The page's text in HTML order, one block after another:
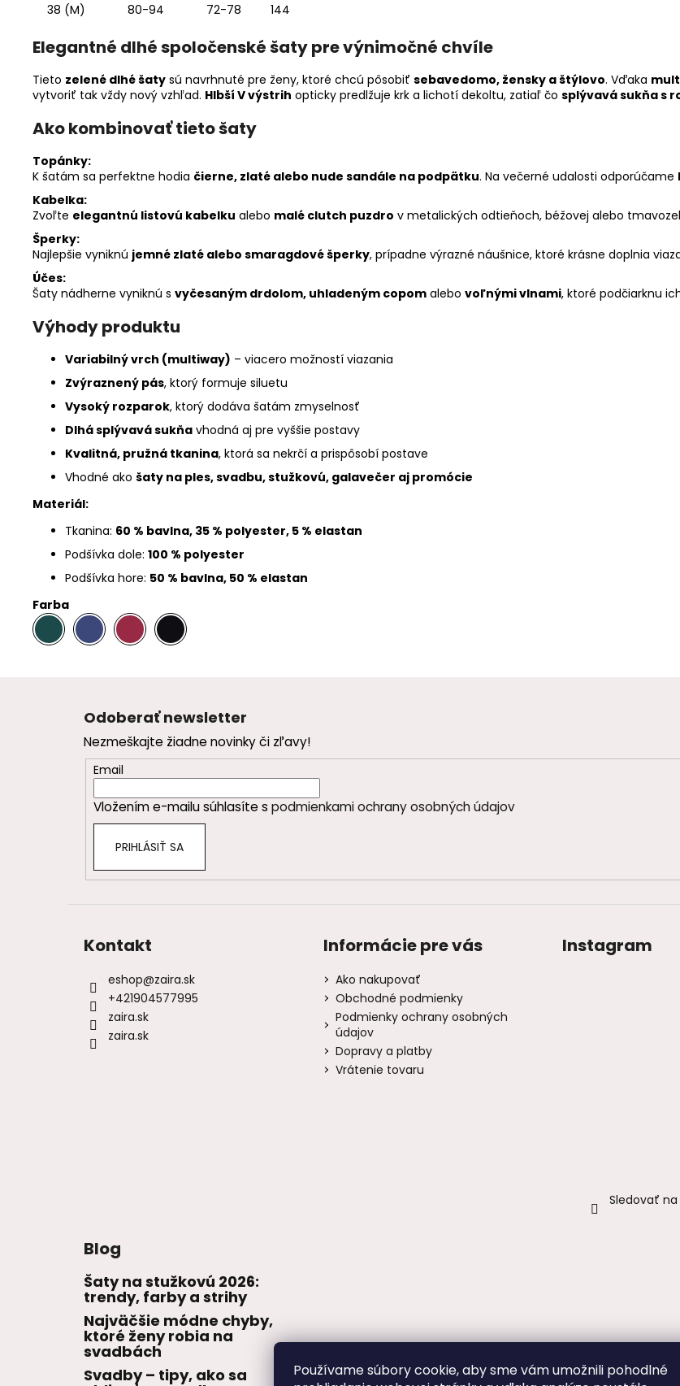
Používame súbory cookie, aby sme vám umožnili pohodlné
38 (M)
80-94 72-78 144
Elegantné dlhé spoločenské šaty pre výnimočné chvíle
Tieto zelené dlhé šaty sú navrhnuté pre ženy, ktoré chcú pôsobiť sebavedomo, žensky a štýlovo. Vďaka
vytvoriť tak vždy nový vzhľad. Hlbší V výstrih opticky predlžuje krk a lichotí dekoltu, zatiaľ čo splývavá sukňa s
Ako kombinovať tieto šaty
Topánky:
K šatám sa perfektne hodia čierne, zlaté alebo nude sandále na podpätku. Na večerné udalosti odporúčame
Kabelka:
Zvoľte elegantnú listovú kabelku alebo malé clutch puzdro v metalických odtieňoch, béžovej alebo
Šperky:
Najlepšie vyniknú jemné zlaté alebo smaragdové šperky, prípadne výrazné náušnice, ktoré krásne doplnia
Účes:
Šaty nádherne vyniknú s vyčesaným drdolom, uhladeným copom alebo voľnými vlnami, ktoré podčiarknu
Výhody produktu
Variabilný vrch (multiway) – viacero možností viazania
Zvýraznený pás, ktorý formuje siluetu
Vysoký rozparok, ktorý dodáva šatám zmyselnosť
Dlhá splývavá sukňa vhodná aj pre vyššie postavy
Kvalitná, pružná tkanina, ktorá sa nekrčí a prispôsobí postave
Vhodné ako šaty na ples, svadbu, stužkovú, galavečer aj promócie
Materiál:
Tkanina: 60 % bavlna, 35 % polyester, 5 % elastan
Podšívka dole: 100 % polyester
Podšívka hore: 50 % bavlna, 50 % elastan
Farba
.
. .
Odoberať newsletter
Nezmeškajte žiadne novinky či zľavy!
Email
Vložením e-mailu súhlasíte s podmienkami ochrany osobných údajov
PRIHLÁSIŤ SA
Kontakt
eshop@zaira.sk
+421904577995
zaira.sk
zaira.sk
Informácie pre vás
Ako nakupovať
Obchodné podmienky
Podmienky ochrany osobných
údajov
Dopravy a platby
Vrátenie tovaru
Instagram
Sledovať
Blog
Šaty na stužkovú 2026:
trendy, farby a strihy
Najväčšie módne chyby,
ktoré ženy robia na
svadbách
Svadby – tipy, ako sa